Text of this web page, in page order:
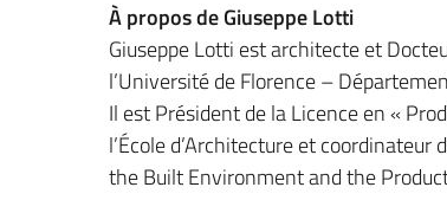
À propos de Giuseppe Lotti
Giuseppe Lotti est architecte et
l’Université de Florence –
Il est Président de la Licence en «
l’École d’Architecture et
the Built Environment and the